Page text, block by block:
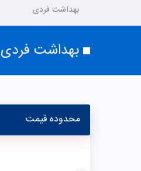
بهداشت فردی
بهداشت فردی
محدوده قیمت